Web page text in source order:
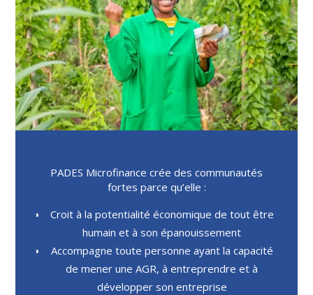
PADES Microfinance crée des communautés
fortes parce qu’elle :
Croit à la potentialité économique de tout être
humain et à son épanouissement
Accompagne toute personne ayant la capacité
de mener une AGR, à entreprendre et à
développer son entreprise